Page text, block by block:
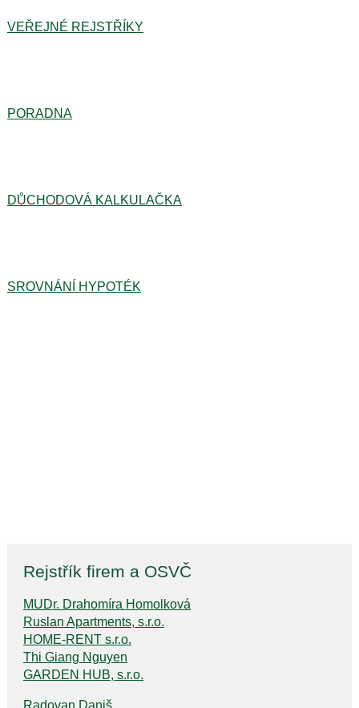
VEŘEJNÉ REJSTŘÍKY
PORADNA
DŮCHODOVÁ KALKULAČKA
SROVNÁNÍ HYPOTÉK
Rejstřík firem a OSVČ
MUDr. Drahomíra Homolková
Ruslan Apartments, s.r.o.
HOME-RENT s.r.o.
Thi Giang Nguyen
GARDEN HUB, s.r.o.